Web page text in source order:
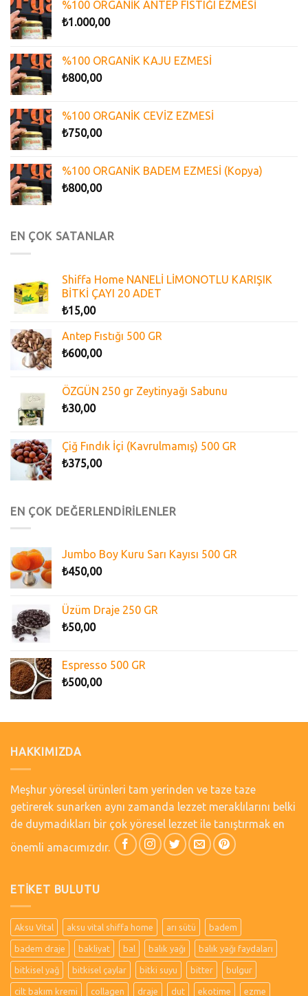
%100 ORGANİK ANTEP FISTIĞI EZMESİ
₺1.000,00
%100 ORGANİK KAJU EZMESİ
₺800,00
%100 ORGANİK CEVİZ EZMESİ
₺750,00
%100 ORGANİK BADEM EZMESİ (Kopya)
₺800,00
EN ÇOK SATANLAR
Shiffa Home NANELİ LİMONOTLU KARIŞIK
BİTKİ ÇAYI 20 ADET
₺15,00
Antep Fıstığı 500 GR
₺600,00
ÖZGÜN 250 gr Zeytinyağı Sabunu
₺30,00
Çiğ Fındık İçi (Kavrulmamış) 500 GR
₺375,00
EN ÇOK DEĞERLENDİRİLENLER
Jumbo Boy Kuru Sarı Kayısı 500 GR
₺450,00
Üzüm Draje 250 GR
₺50,00
Espresso 500 GR
₺500,00
HAKKIMIZDA
Meşhur yöresel ürünleri tam yerinden ve taze taze
getirerek sunarken aynı zamanda lezzet meraklılarını belki
de duymadıkları bir çok yöresel lezzet ile tanıştırmak en
önemli amacımızdır.
ETIKET BULUTU
Aksu Vital aksu vital shiffa home arı sütü badem
badem draje bakliyat bal balık yağı balık yağı faydaları
bitkisel yağ bitkisel çaylar bitki suyu bitter bulgur
cilt bakım kremi collagen draje dut ekotime ezme